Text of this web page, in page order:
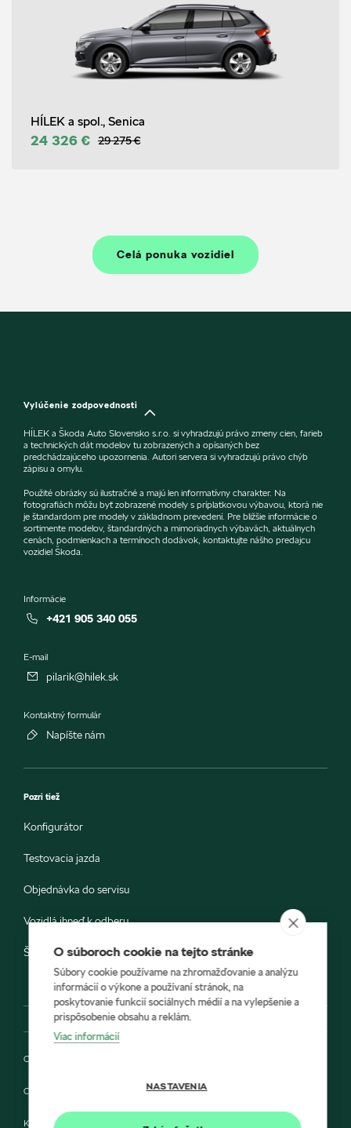
HÍLEK a spol., Senica
24 326 € 29 275 €
Celá ponuka vozidiel
Vylúčenie zodpovednosti
HÍLEK a Škoda Auto Slovensko s.r.o. si vyhradzujú právo zmeny cien, farieb
a technických dát modelov tu zobrazených a opísaných bez
predchádzajúceho upozornenia. Autori servera si vyhradzujú právo chýb
zápisu a omylu.
Použité obrázky sú ilustračné a majú len informatívny charakter. Na
fotografiách môžu byť zobrazené modely s príplatkovou výbavou, ktorá nie
je štandardom pre modely v základnom prevedení. Pre bližšie informácie o
sortimente modelov, štandardných a mimoriadnych výbavách, aktuálnych
cenách, podmienkach a termínoch dodávok, kontaktujte nášho predajcu
vozidiel Škoda.
Informácie
+421 905 340 055
E-mail
pilarik@hilek.sk
Kontaktný formulár
Napíšte nám
Pozri tiež
Konfigurátor
Testovacia jazda
Objednávka do servisu
Vozidlá ihneď k odberu
Škoda E-shop
Ochrana osobných údajov
Cookies
Kontakt
O súboroch cookie na tejto stránke
Súbory cookie používame na zhromažďovanie a analýzu
informácií o výkone a používaní stránok, na
poskytovanie funkcií sociálnych médií a na vylepšenie a
prispôsobenie obsahu a reklám.
Viac informácií
NASTAVENIA